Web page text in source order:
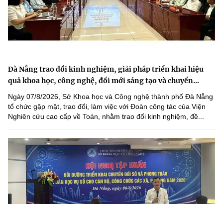
Đà Nẵng trao đổi kinh nghiệm, giải pháp triển khai hiệu
quả khoa học, công nghệ, đổi mới sáng tạo và chuyển...
Ngày 07/8/2026, Sở Khoa học và Công nghệ thành phố Đà Nẵng
tổ chức gặp mặt, trao đổi, làm việc với Đoàn công tác của Viện
Nghiên cứu cao cấp về Toán, nhằm trao đổi kinh nghiệm, đề...